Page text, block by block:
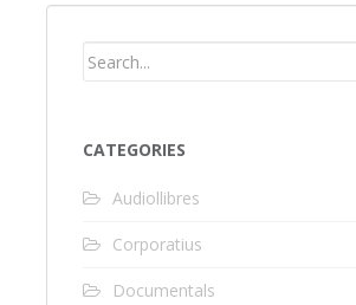
POSTS NAVIGATION
CATEGORIES
Audiollibres
Corporatius
Documentals